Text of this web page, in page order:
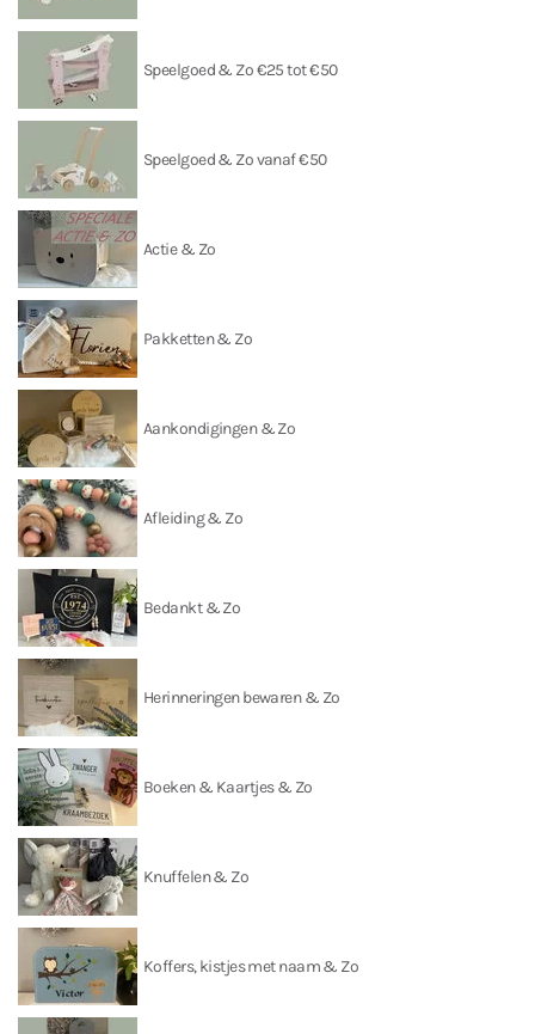
Speelgoed & Zo €25 tot €50
Speelgoed & Zo vanaf €50
Actie & Zo
Pakketten & Zo
Aankondigingen & Zo
Afleiding & Zo
Bedankt & Zo
Herinneringen bewaren & Zo
Boeken & Kaartjes & Zo
Knuffelen & Zo
Koffers, kistjes met naam & Zo